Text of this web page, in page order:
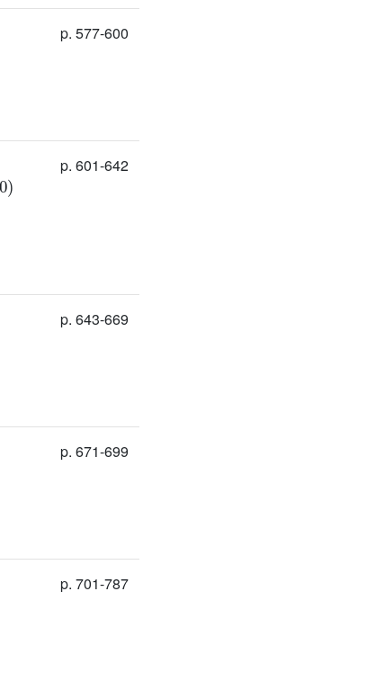
p. 577-600
p. 601-642
p. 643-669
p. 671-699
p. 701-787